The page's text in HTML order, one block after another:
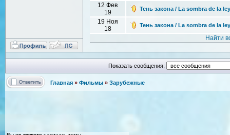
12 Фев
19
Тень закона / La sombra de la
19 Ноя
18
Тень закона / La sombra de la
Найти
Показать сообщения:
Главная » Фильмы » Зарубежные